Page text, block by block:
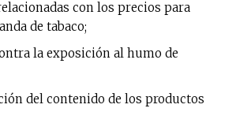
con los precios para
de tabaco;
la exposición al humo de
del contenido de los productos